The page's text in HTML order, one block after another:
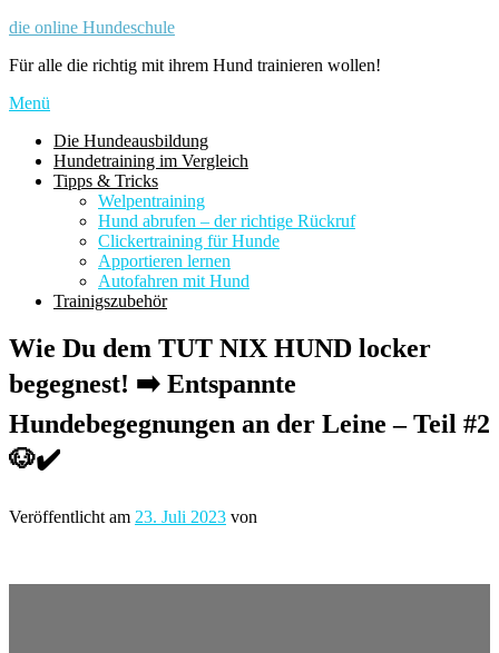
Zum
springen
die online Hundeschule
Für alle die richtig mit ihrem Hund trainieren wollen!
Menü
Die Hundeausbildung
Hundetraining im Vergleich
Tipps & Tricks
Welpentraining
Hund abrufen – der richtige Rückruf
Clickertraining für Hunde
Apportieren lernen
Autofahren mit Hund
Trainigszubehör
Wie Du dem TUT NIX HUND locker
begegnest! ➡️ Entspannte
Hundebegegnungen an der Leine – Teil #2
🐶✔️
Veröffentlicht am 23. Juli 2023 von